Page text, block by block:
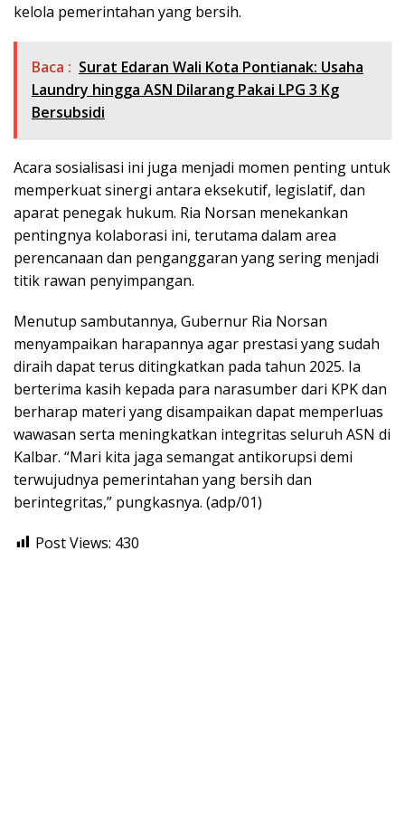
kelola pemerintahan yang bersih.
Baca : Surat Edaran Wali Kota Pontianak: Usaha
Laundry hingga ASN Dilarang Pakai LPG 3 Kg
Bersubsidi
Acara sosialisasi ini juga menjadi momen penting untuk
memperkuat sinergi antara eksekutif, legislatif, dan
aparat penegak hukum. Ria Norsan menekankan
pentingnya kolaborasi ini, terutama dalam area
perencanaan dan penganggaran yang sering menjadi
titik rawan penyimpangan.
Menutup sambutannya, Gubernur Ria Norsan
menyampaikan harapannya agar prestasi yang sudah
diraih dapat terus ditingkatkan pada tahun 2025. Ia
berterima kasih kepada para narasumber dari KPK dan
berharap materi yang disampaikan dapat memperluas
wawasan serta meningkatkan integritas seluruh ASN di
Kalbar. “Mari kita jaga semangat antikorupsi demi
terwujudnya pemerintahan yang bersih dan
berintegritas,” pungkasnya. (adp/01)
Post Views: 430